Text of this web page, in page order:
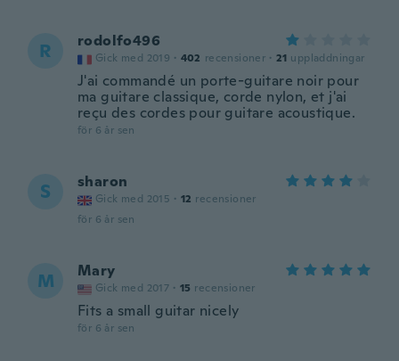
R rodolfo496
Gick med 2019 · 402 recensioner · 21 uppladdningar
J'ai commandé un porte-guitare noir pour
ma guitare classique, corde nylon, et j'ai
reçu des cordes pour guitare acoustique.
för 6 år sen
S sharon
Gick med 2015 · 12 recensioner
för 6 år sen
M Mary
Gick med 2017 · 15 recensioner
Fits a small guitar nicely
för 6 år sen